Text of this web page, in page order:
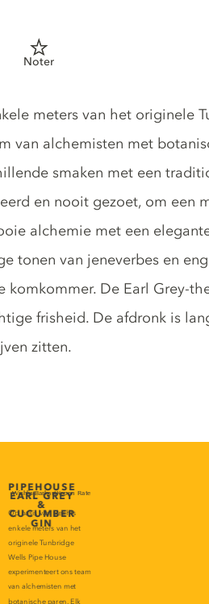
Noter
meters van het originele
van alchemisten met
smaken met een
en nooit gezoet, om een
alchemie met een
tonen van jeneverbes en
komkommer. De Earl Grey-
frisheid. De afdronk is
zitten.